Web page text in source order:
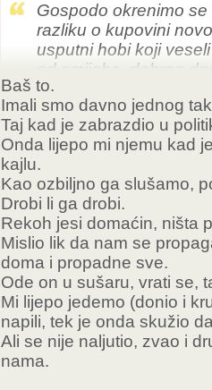
Gospodo okrenimo
razliku o kupovini
usputni hobi koji
od smijeha, dobrog
kuhanje/pečenje, pa
Baš to.
Imali smo davno jednog
Taj kad je zabrazdio u
Onda lijepo mi njemu kad
kajlu.
Kao ozbiljno ga slušamo,
Drobi li ga drobi.
Rekoh jesi domaćin, ništa
Mislio lik da nam se
doma i propadne sve.
Ode on u sušaru, vrati se,
Mi lijepo jedemo (donio i
napili, tek je onda skužio
Ali se nije naljutio, zvao i
nama.